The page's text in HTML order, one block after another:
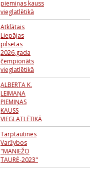
piemiņas kauss
vieglatlētikā
Atklātais
Liepājas
pilsētas
2026.gada
čempionāts
vieglatlētikā
ALBERTA K.
LEIMAŅA
PIEMIŅAS
KAUSS
VIEGLATLĒTIKĀ
Tarptautines
Varžybos
"MANIEŽO
TAURĖ-2023"